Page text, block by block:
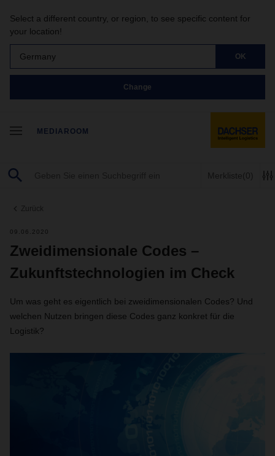
Select a different country, or region, to see specific content for
your location!
Germany OK
Change
MEDIAROOM
Merkliste(0)
Zurück
09.06.2020
Zweidimensionale Codes –
Zukunftstechnologien im Check
Um was geht es eigentlich bei zweidimensionalen Codes? Und
welchen Nutzen bringen diese Codes ganz konkret für die
Logistik?